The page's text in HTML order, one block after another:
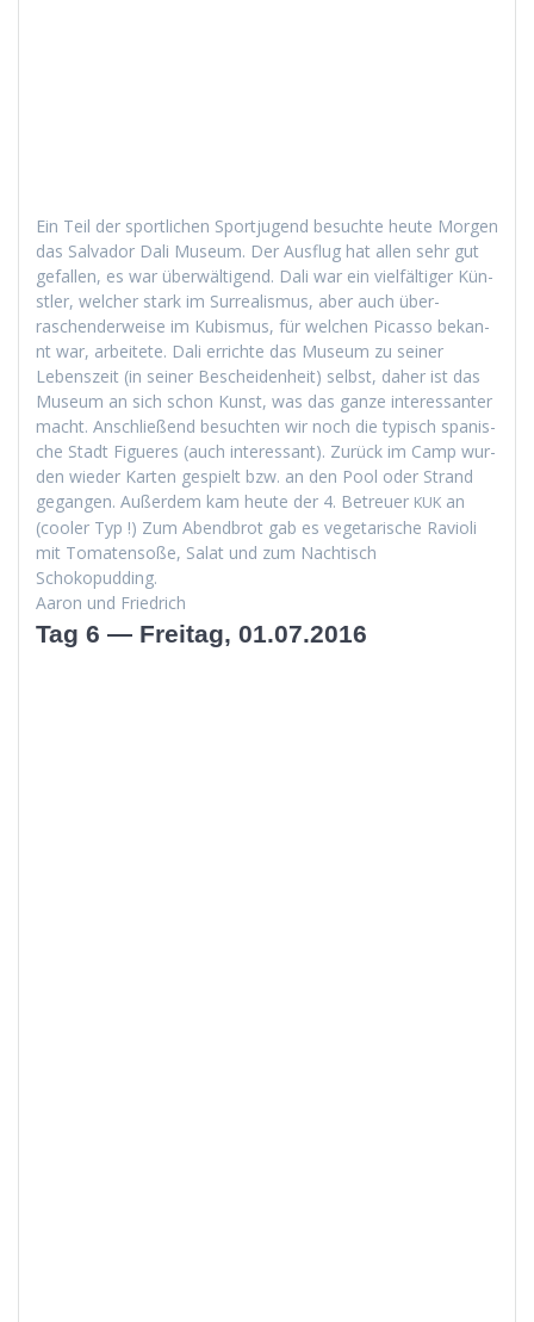
Ein Teil der sportlichen Sportju­gend besuchte heute Mor­gen
das Sal­vador Dali Muse­um. Der Aus­flug hat allen sehr gut
gefall­en, es war über­wälti­gend. Dali war ein vielfältiger Kün­
stler, welch­er stark im Sur­re­al­is­mus, aber auch über­
raschen­der­weise im Kubis­mus, für welchen Picas­so bekan­
nt war, arbeit­ete. Dali errichte das Muse­um zu sein­er
Leben­szeit (in sein­er Beschei­den­heit) selb­st, daher ist das
Muse­um an sich schon Kun­st, was das ganze inter­es­san­ter
macht. Anschließend besucht­en wir noch die typ­isch spanis­
che Stadt Figueres (auch inter­es­sant). Zurück im Camp wur­
den wieder Karten gespielt bzw. an den Pool oder Strand
gegan­gen. Außer­dem kam heute der 4. Betreuer KUK an
(cool­er Typ !) Zum Abend­brot gab es veg­e­tarische Ravi­o­li
mit Tomaten­soße, Salat und zum Nachtisch
Schokopudding.
Aaron und Friedrich
Tag 6 — Freitag, 01.07.2016